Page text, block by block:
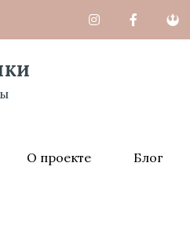
О проекте Блог